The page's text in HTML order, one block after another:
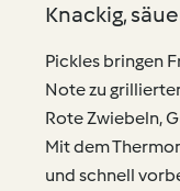
Knackig,
Pickles bringen
Note zu
Rote Zwiebeln,
Mit dem
und schnell